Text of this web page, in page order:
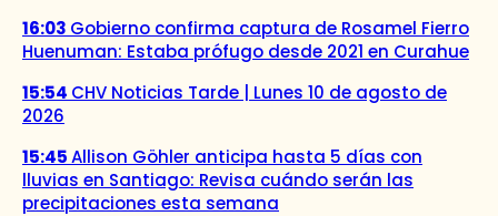
16:03 Gobierno confirma captura de Rosamel Fierro
Huenuman: Estaba prófugo desde 2021 en Curahue
15:54 CHV Noticias Tarde | Lunes 10 de agosto de
2026
15:45Allison Göhler anticipa hasta 5 días con
lluvias en Santiago: Revisa cuándo serán las
precipitaciones esta semana